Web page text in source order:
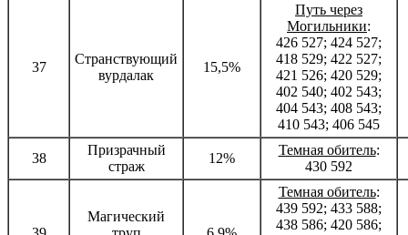
37
Странствующий
вурдалак
15,5%
Путь через
Могильники:
426 527; 424 527;
418 529; 422 527;
421 526; 420 529;
402 540; 402 543;
404 543; 408 543;
410 543; 406 545
38
Призрачный
страж
12%
Темная обитель:
430 592
Магический
Темная обитель:
439 592; 433 588;
438 586; 420 586;